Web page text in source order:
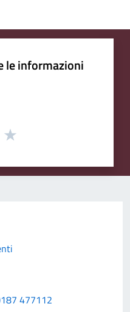
le informazioni
477112